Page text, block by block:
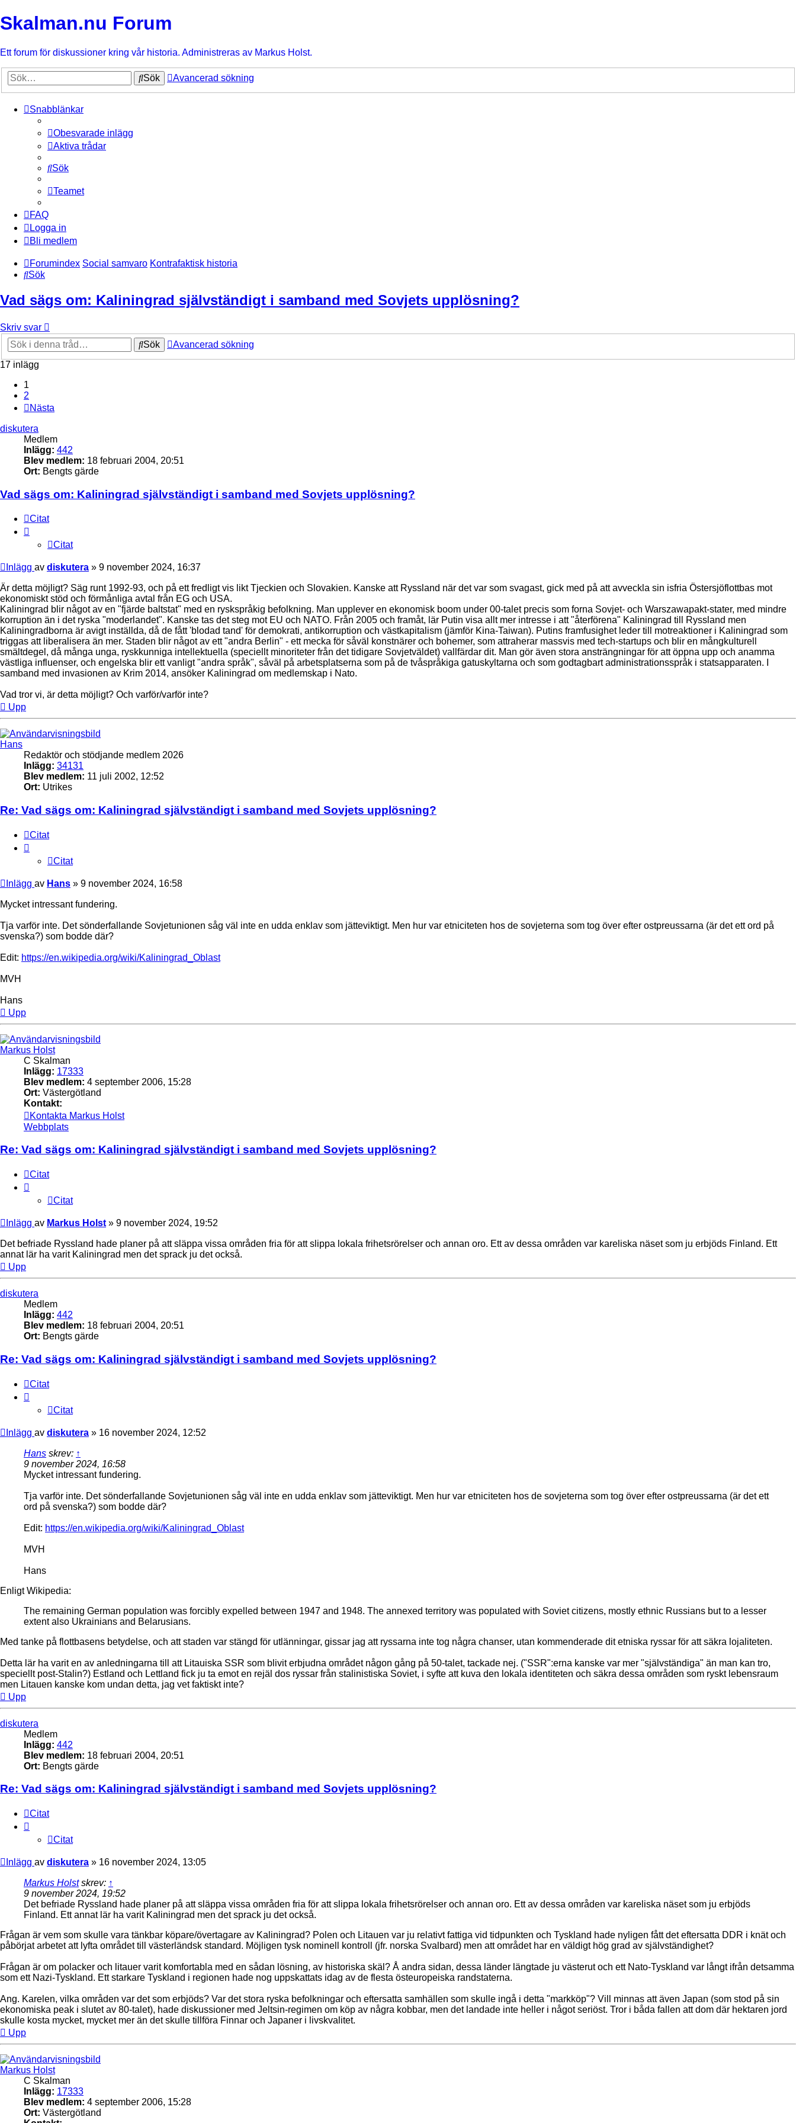
Skalman.nu Forum
Ett forum för diskussioner kring vår historia. Administreras av Markus Holst.
Sök Avancerad sökning
Snabblänkar
Obesvarade inlägg
Aktiva trådar
Sök
Teamet
FAQ
Logga in
Bli medlem
Forumindex Social samvaro Kontrafaktisk historia
Sök
Vad sägs om: Kaliningrad självständigt i samband med Sovjets upplösning?
Skriv svar
Sök
Avancerad sökning
17 inlägg
1
2
Nästa
diskutera
Medlem
Inlägg: 442
Blev medlem: 18 februari 2004, 20:51
Ort: Bengts gärde
Vad sägs om: Kaliningrad självständigt i samband med Sovjets upplösning?
Citat
Citat
Inlägg av diskutera » 9 november 2024, 16:37
Är detta möjligt? Säg runt 1992-93, och på ett fredligt vis likt Tjeckien och Slovakien. Kanske att Ryssland när det var som svagast, gick med på att avveckla sin isfria Östersjöflottbas mot
ekonomiskt stöd och förmånliga avtal från EG och USA.
Kaliningrad blir något av en "fjärde baltstat" med en ryskspråkig befolkning. Man upplever en ekonomisk boom under 00-talet precis som forna Sovjet- och Warszawapakt-stater, med mindre
korruption än i det ryska "moderlandet". Kanske tas det steg mot EU och NATO. Från 2005 och framåt, lär Putin visa allt mer intresse i att "återförena" Kaliningrad till Ryssland men
Kaliningradborna är avigt inställda, då de fått 'blodad tand' för demokrati, antikorruption och västkapitalism (jämför Kina-Taiwan). Putins framfusighet leder till motreaktioner i Kaliningrad som
triggas att liberalisera än mer. Staden blir något av ett "andra Berlin" - ett mecka för såväl konstnärer och bohemer, som attraherar massvis med tech-startups och blir en mångkulturell
smältdegel, då många unga, ryskkunniga intellektuella (speciellt minoriteter från det tidigare Sovjetväldet) vallfärdar dit. Man gör även stora ansträngningar för att öppna upp och anamma
västliga influenser, och engelska blir ett vanligt "andra språk", såväl på arbetsplatserna som på de tvåspråkiga gatuskyltarna och som godtagbart administrationsspråk i statsapparaten. I
samband med invasionen av Krim 2014, ansöker Kaliningrad om medlemskap i Nato.
Vad tror vi, är detta möjligt? Och varför/varför inte?
Upp
Hans
Redaktör och stödjande medlem 2026
Inlägg: 34131
Blev medlem: 11 juli 2002, 12:52
Ort: Utrikes
Re: Vad sägs om: Kaliningrad självständigt i samband med Sovjets upplösning?
Citat
Citat
Inlägg av Hans » 9 november 2024, 16:58
Mycket intressant fundering.
Tja varför inte. Det sönderfallande Sovjetunionen såg väl inte en udda enklav som jätteviktigt. Men hur var etniciteten hos de sovjeterna som tog över efter ostpreussarna (är det ett ord på
svenska?) som bodde där?
Edit: https://en.wikipedia.org/wiki/Kaliningrad_Oblast
MVH
Hans
Upp
Markus Holst
C Skalman
Inlägg: 17333
Blev medlem: 4 september 2006, 15:28
Ort: Västergötland
Kontakt:
Kontakta Markus Holst
Webbplats
Re: Vad sägs om: Kaliningrad självständigt i samband med Sovjets upplösning?
Citat
Citat
Inlägg av Markus Holst » 9 november 2024, 19:52
Det befriade Ryssland hade planer på att släppa vissa områden fria för att slippa lokala frihetsrörelser och annan oro. Ett av dessa områden var kareliska näset som ju erbjöds Finland. Ett
annat lär ha varit Kaliningrad men det sprack ju det också.
Upp
diskutera
Medlem
Inlägg: 442
Blev medlem: 18 februari 2004, 20:51
Ort: Bengts gärde
Re: Vad sägs om: Kaliningrad självständigt i samband med Sovjets upplösning?
Citat
Citat
Inlägg av diskutera » 16 november 2024, 12:52
Hans skrev: ↑
9 november 2024, 16:58
Mycket intressant fundering.
Tja varför inte. Det sönderfallande Sovjetunionen såg väl inte en udda enklav som jätteviktigt. Men hur var etniciteten hos de sovjeterna som tog över efter ostpreussarna (är det ett
ord på svenska?) som bodde där?
Edit: https://en.wikipedia.org/wiki/Kaliningrad_Oblast
MVH
Hans
Enligt Wikipedia:
The remaining German population was forcibly expelled between 1947 and 1948. The annexed territory was populated with Soviet citizens, mostly ethnic Russians but to a lesser
extent also Ukrainians and Belarusians.
Med tanke på flottbasens betydelse, och att staden var stängd för utlänningar, gissar jag att ryssarna inte tog några chanser, utan kommenderade dit etniska ryssar för att säkra lojaliteten.
Detta lär ha varit en av anledningarna till att Litauiska SSR som blivit erbjudna området någon gång på 50-talet, tackade nej. ("SSR":erna kanske var mer "självständiga" än man kan tro,
speciellt post-Stalin?) Estland och Lettland fick ju ta emot en rejäl dos ryssar från stalinistiska Soviet, i syfte att kuva den lokala identiteten och säkra dessa områden som ryskt lebensraum
men Litauen kanske kom undan detta, jag vet faktiskt inte?
Upp
diskutera
Medlem
Inlägg: 442
Blev medlem: 18 februari 2004, 20:51
Ort: Bengts gärde
Re: Vad sägs om: Kaliningrad självständigt i samband med Sovjets upplösning?
Citat
Citat
Inlägg av diskutera » 16 november 2024, 13:05
Markus Holstskrev: ↑
9 november 2024, 19:52
Det befriade Ryssland hade planer på att släppa vissa områden fria för att slippa lokala frihetsrörelser och annan oro. Ett av dessa områden var kareliska näset som ju erbjöds
Finland. Ett annat lär ha varit Kaliningrad men det sprack ju det också.
Frågan är vem som skulle vara tänkbar köpare/övertagare av Kaliningrad? Polen och Litauen var ju relativt fattiga vid tidpunkten och Tyskland hade nyligen fått det eftersatta DDR i knät och
påbörjat arbetet att lyfta området till västerländsk standard. Möjligen tysk nominell kontroll (jfr. norska Svalbard) men att området har en väldigt hög grad av självständighet?
Frågan är om polacker och litauer varit komfortabla med en sådan lösning, av historiska skäl? Å andra sidan, dessa länder längtade ju västerut och ett Nato-Tyskland var långt ifrån detsamma
som ett Nazi-Tyskland. Ett starkare Tyskland i regionen hade nog uppskattats idag av de flesta östeuropeiska randstaterna.
Ang. Karelen, vilka områden var det som erbjöds? Var det stora ryska befolkningar och eftersatta samhällen som skulle ingå i detta "markköp"? Vill minnas att även Japan (som stod på sin
ekonomiska peak i slutet av 80-talet), hade diskussioner med Jeltsin-regimen om köp av några kobbar, men det landade inte heller i något seriöst. Tror i båda fallen att dom där hektaren jord
skulle kosta mycket, mycket mer än det skulle tillföra Finnar och Japaner i livskvalitet.
Upp
Markus Holst
C Skalman
Inlägg: 17333
Blev medlem: 4 september 2006, 15:28
Ort: Västergötland